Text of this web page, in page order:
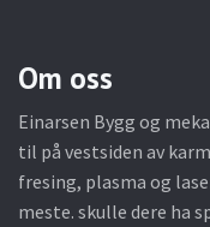
Om oss
Einarsen Bygg og
til på vestsiden av
fresing, plasma og
meste. skulle dere ha